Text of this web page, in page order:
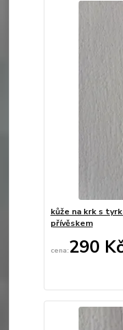
kůže na krk s
přívěskem
290